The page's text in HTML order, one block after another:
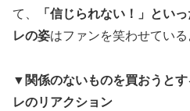
て、
「信じられない！」とい
レの姿はファンを笑わせている
▼関係のないものを買おうと
レのリアクション